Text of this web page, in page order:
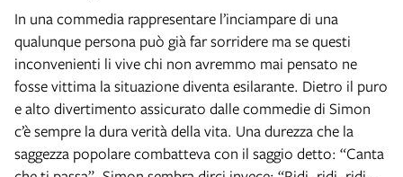
In una commedia rappresentare l’inciampare di una
qualunque persona può già far sorridere ma se questi
inconvenienti li vive chi non avremmo mai pensato ne
fosse vittima la situazione diventa esilarante. Dietro il puro
e alto divertimento assicurato dalle commedie di Simon
c’è sempre la dura verità della vita. Una durezza che la
saggezza popolare combatteva con il saggio detto: “Canta